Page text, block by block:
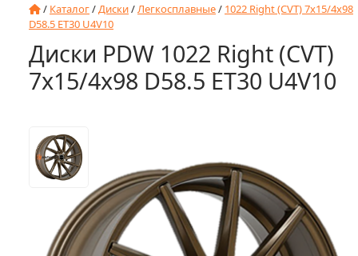
/ Каталог/Диски/Легкосплавные/ 1022 Right (CVT) 7x15/4x98
D58.5 ET30 U4V10
Диски PDW 1022 Right (CVT)
7x15/4x98 D58.5 ET30 U4V10